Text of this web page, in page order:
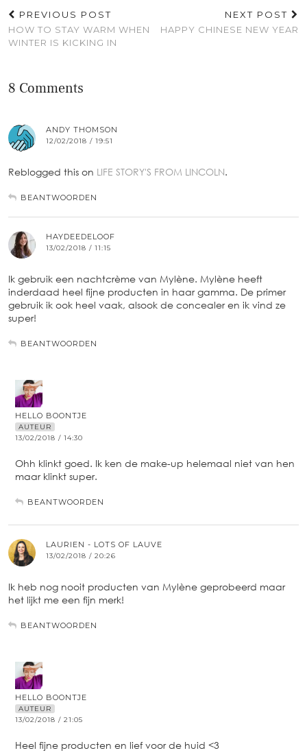
PREVIOUS POST
HOW TO STAY WARM WHEN
WINTER IS KICKING IN
NEXT POST
HAPPY CHINESE NEW YEAR
8 Comments
ANDY THOMSON
12/02/2018 / 19:51
Reblogged this on LIFE STORY'S FROM LINCOLN.
BEANTWOORDEN
HAYDEEDELOOF
13/02/2018 / 11:15
Ik gebruik een nachtcrème van Mylène. Mylène heeft
inderdaad heel fijne producten in haar gamma. De primer
gebruik ik ook heel vaak, alsook de concealer en ik vind ze
super!
BEANTWOORDEN
HELLO BOONTJE
AUTEUR
13/02/2018 / 14:30
Ohh klinkt goed. Ik ken de make-up helemaal niet van hen
maar klinkt super.
BEANTWOORDEN
LAURIEN - LOTS OF LAUVE
13/02/2018 / 20:26
Ik heb nog nooit producten van Mylène geprobeerd maar
het lijkt me een fijn merk!
BEANTWOORDEN
HELLO BOONTJE
AUTEUR
13/02/2018 / 21:05
Heel fijne producten en lief voor de huid <3